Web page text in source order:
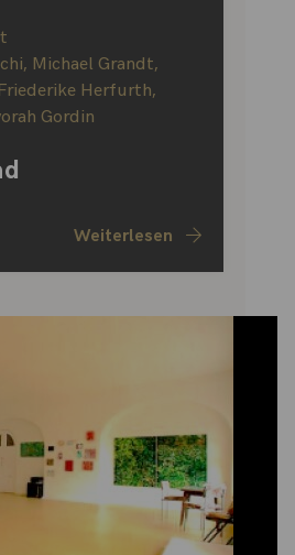
, Michael Grandt,
Friederike Herfurth,
Gordin
Weiterlesen